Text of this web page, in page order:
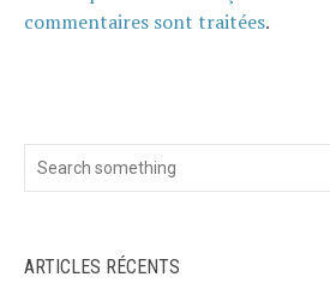
commentaires sont traitées.
ARTICLES RÉCENTS